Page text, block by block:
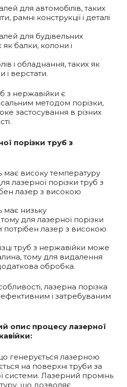
для автомобілів, таких
рамні конструкції і деталі
для будівельних
як балки, колони і
і обладнання, таких як
і верстати.
з нержавійки є
методом порізки,
застосування в різних
порізки труб з
має високу температуру
лазерної порізки труб з
лазер з високою
має низьку
для лазерної порізки
потрібен лазер з високою
труб з нержавійки може
тому для видалення
обробка.
лазерна порізка
і затребуваним
опис процесу лазерної
генерується лазерною
на поверхні труби за
системи. Лазерний промінь
що дозволяє